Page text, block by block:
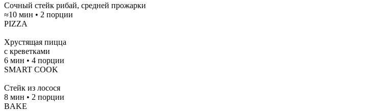
Сочный стейк рибай, средней прожарки
≈10 мин • 2 порции
PIZZA
Хрустящая пицца
с креветками
6 мин • 4 порции
SMART COOK
Стейк из лосося
8 мин • 2 порции
BAKE